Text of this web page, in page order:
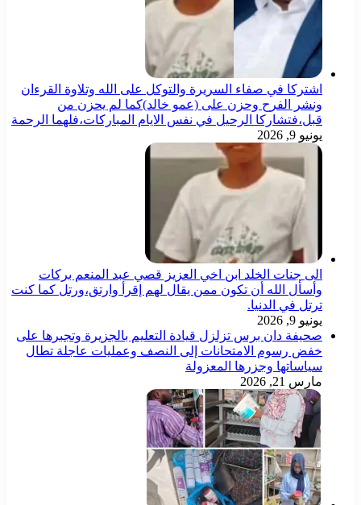
اشتركا في صفاء السريرة والتوكل على الله وتلاوة القرءان
ونشر الفرح وحزن على (عمو خالد)كما لم يحزن من
قبل،فتشاركا الرحيل في نفس الايام المباركات،فلهما الرحمة
يونيو 9, 2026
الى جنات الخلد ابن اخي العزيز قصي عبد المنعم بركات
وأسأل الله أن تكون ممن يقال لهم إقرأ وارتق،ورتل كما كنت
ترتل في الدنيا.
يونيو 9, 2026
صحيفة دان برس تزلزل قيادة التعليم بالجزيرة وتجبرها على
خفض رسوم الامتحانات إلى النصف وعمليات عاجلة تطال
سياساتها وجزرها المعزولة
مارس 21, 2026